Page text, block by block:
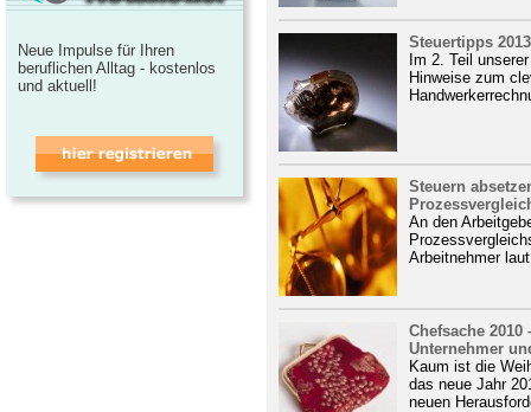
Steuertipps
Im 2. Teil
Hinweise zum
Steuern
An den
Arbeitnehmer
Chefsache
Unternehmer
Kaum ist die
das neue Jahr
neuen
Neue Impulse für Ihren
beruflichen Alltag - kostenlos
und aktuell!